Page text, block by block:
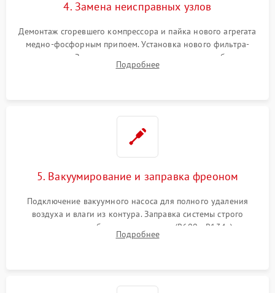
4. Замена неисправных узлов
Демонтаж сгоревшего компрессора и пайка нового агрегата
медно-фосфорным припоем. Установка нового фильтра-
осушителя. Замена изношенных вентиляторов обдува,
сломанных заслонок или поврежденных дверных петель.
Подробнее
5. Вакуумирование и заправка фреоном
Подключение вакуумного насоса для полного удаления
воздуха и влаги из контура. Заправка системы строго
дозированным объемом хладагента (R600a, R134a) по
электронным весам. Контроль рабочего давления в системе.
Подробнее